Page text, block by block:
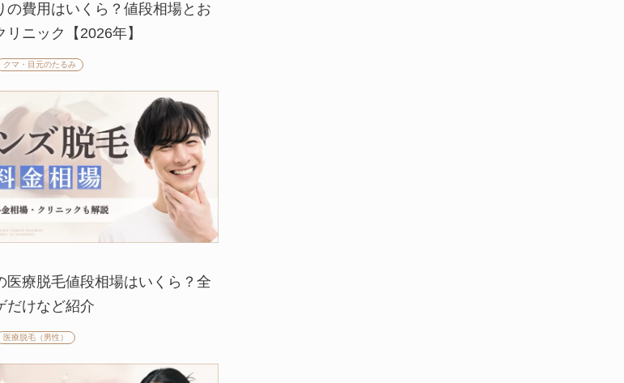
の費用はいくら？値段相場とお
リニック【2026年】
クマ・目元のたるみ
医療脱毛値段相場はいくら？全
だけなど紹介
医療脱毛（男性）